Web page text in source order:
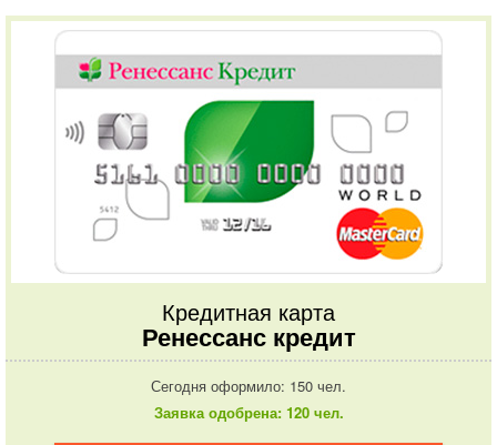
Кредитная карта
Ренессанс кредит
Сегодня оформило: 150 чел.
Заявка одобрена: 120 чел.